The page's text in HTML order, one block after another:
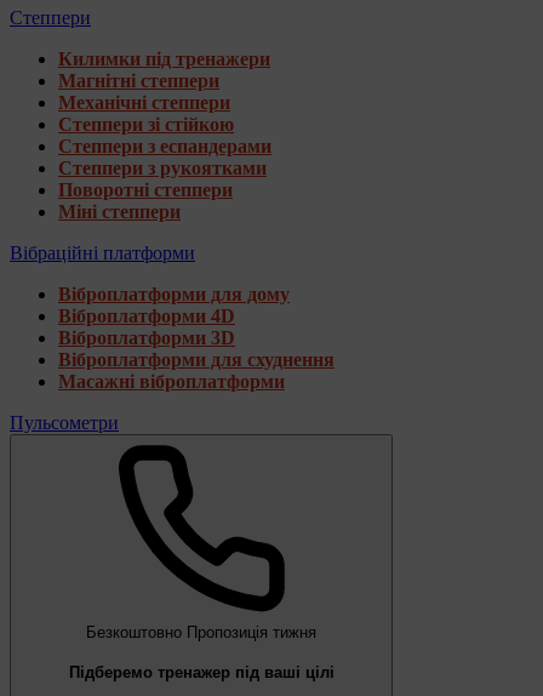
Степпери
Килимки під тренажери
Магнітні степпери
Механічні степпери
Степпери зі стійкою
Степпери з еспандерами
Степпери з рукоятками
Поворотні степпери
Міні степпери
Вібраційні платформи
Віброплатформи для дому
Віброплатформи 4D
Віброплатформи 3D
Віброплатформи для схуднення
Масажні віброплатформи
Пульсометри
Безкоштовно Пропозиція тижня
Підберемо тренажер під ваші цілі